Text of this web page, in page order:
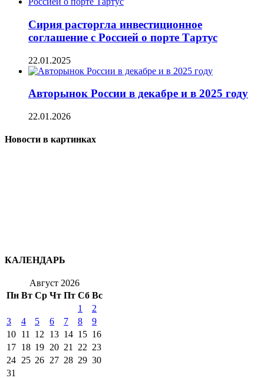
Сирия расторгла инвестиционное
соглашение с Россией о порте Тартус
22.01.2025
Авторынок России в декабре и в 2025 году
22.01.2026
Новости в картинках
КАЛЕНДАРЬ
Август 2026
Пн Вт Ср Чт Пт Сб Вс
1
2
3
4 5 6 7 8
9
10 11 12 13 14 15 16
17 18 19 20 21 22 23
24 25 26 27 28 29 30
31